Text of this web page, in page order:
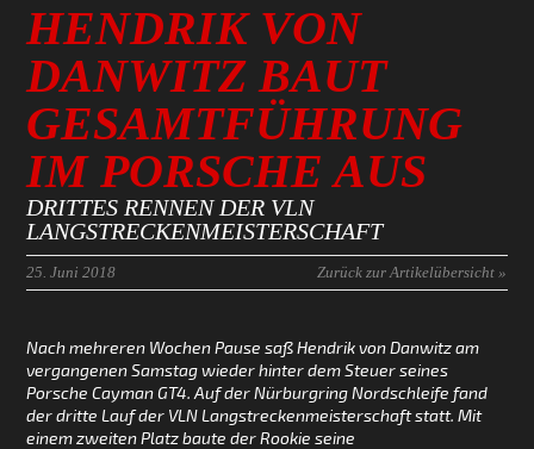
HENDRIK VON
DANWITZ BAUT
GESAMTFÜHRUNG
IM PORSCHE AUS
DRITTES RENNEN DER VLN
LANGSTRECKENMEISTERSCHAFT
25. Juni 2018 Zurück zur Artikelübersicht »
Nach mehreren Wochen Pause saß Hendrik von Danwitz am
vergangenen Samstag wieder hinter dem Steuer seines
Porsche Cayman GT4. Auf der Nürburgring Nordschleife fand
der dritte Lauf der VLN Langstreckenmeisterschaft statt. Mit
einem zweiten Platz baute der Rookie seine